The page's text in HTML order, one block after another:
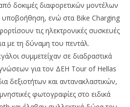
δοκιμές διαφορετικών μοντέλων
υποβοήθηση, ενώ στα Bike Charging
τις ηλεκτρονικές συσκευές
με τη δύναμη του πεντάλ.
συμμετείχαν σε διαδραστικά
γνώσεων για τον ΔΕΗ Tour of Hellas
δεξιοτήτων και αντανακλαστικών,
φωτογραφίες στο ειδικά